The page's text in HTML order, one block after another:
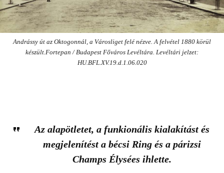
Andrássy út az Oktogonnál, a Városliget felé nézve. A felvétel 1880 körül
készült.Fortepan / Budapest Főváros Levéltára. Levéltári jelzet:
HU.BFL.XV.19.d.1.06.020
Az alapötletet, a funkionális kialakítást és
megjelenítést a bécsi Ring és a párizsi
Champs Élysées ihlette.